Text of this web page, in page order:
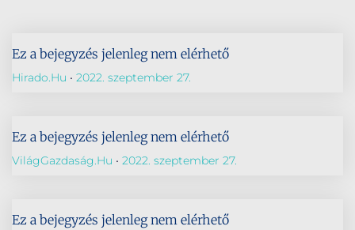
Ez a bejegyzés jelenleg nem elérhető
Hirado.hu 2022. szeptember 27.
Ez a bejegyzés jelenleg nem elérhető
VilágGazdaság.hu 2022. szeptember 27.
Ez a bejegyzés jelenleg nem elérhető